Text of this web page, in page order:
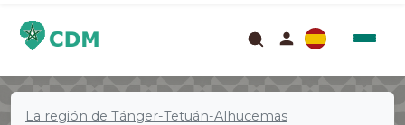
La región de Tánger-Tetuán-Alhucemas